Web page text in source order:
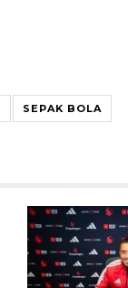
SEPAK BOLA